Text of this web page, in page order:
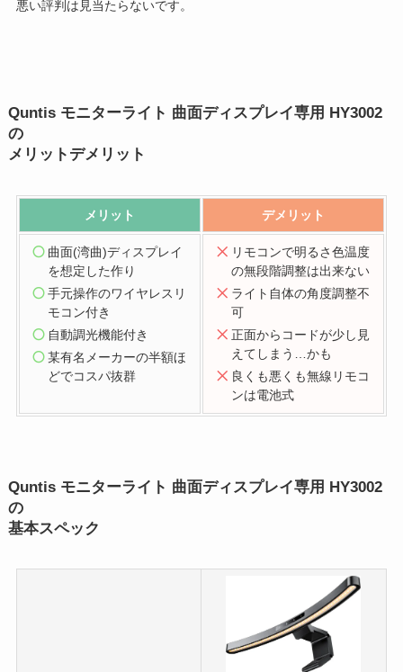
悪い評判は見当たらないです。
Quntis モニターライト 曲面ディスプレイ専用 HY3002
の
メリットデメリット
メリット デメリット
曲面(湾曲)ディスプレイ
を想定した作り
手元操作のワイヤレスリ
モコン付き
自動調光機能付き
某有名メーカーの半額ほ
どでコスパ抜群
リモコンで明るさ色温度
の無段階調整は出来ない
ライト自体の角度調整不
可
正面からコードが少し見
えてしまう…かも
良くも悪くも無線リモコ
ンは電池式
Quntis モニターライト 曲面ディスプレイ専用 HY3002
の
基本スペック